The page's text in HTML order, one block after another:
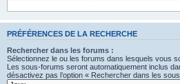
PRÉFÉRENCES DE LA RECHERCHE
Rechercher dans les forums :
Sélectionnez le ou les forums dans lesquels vous
Les sous-forums seront automatiquement inclus
désactivez pas l’option « Rechercher dans les